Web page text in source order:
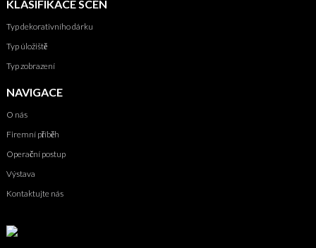
KLASIFIKACE SCÉN
Typ dekorativního dárku
Typ úložiště
Typ zobrazení
NAVIGACE
O nás
Firemní příběh
Operační postup
Výstava
Kontaktujte nás